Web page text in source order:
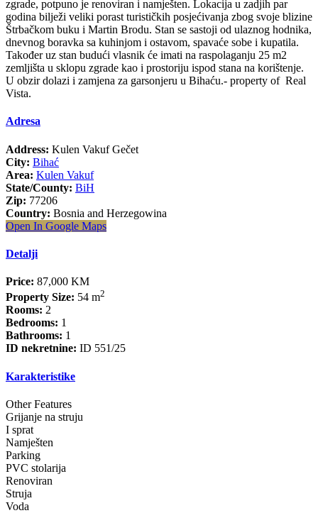
zgrade, potpuno je renoviran i namješten. Lokacija u zadjih par
godina bilježi veliki porast turističkih posjećivanja zbog svoje blizine
Štrbačkom buku i Martin Brodu. Stan se sastoji od ulaznog hodnika,
dnevnog boravka sa kuhinjom i ostavom, spavaće sobe i kupatila.
Također uz stan budući vlasnik će imati na raspolaganju 25 m2
zemljišta u sklopu zgrade kao i prostoriju ispod stana na korištenje.
U obzir dolazi i zamjena za garsonjeru u Bihaću.- property of Real
Vista.
Adresa
Address: Kulen Vakuf Gečet
City: Bihać
Area: Kulen Vakuf
State/County: BiH
Zip: 77206
Country: Bosnia and Herzegowina
Open In Google Maps
Detalji
Price: 87,000 KM
Property Size: 54 m2
Rooms: 2
Bedrooms: 1
Bathrooms: 1
ID nekretnine: ID 551/25
Karakteristike
Other Features
Grijanje na struju
I sprat
Namješten
Parking
PVC stolarija
Renoviran
Struja
Voda